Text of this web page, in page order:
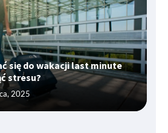
się do wakacji last minute
stresu?
2025